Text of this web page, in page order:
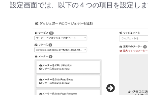
設定画面では、以下の４つの項目を設定しま